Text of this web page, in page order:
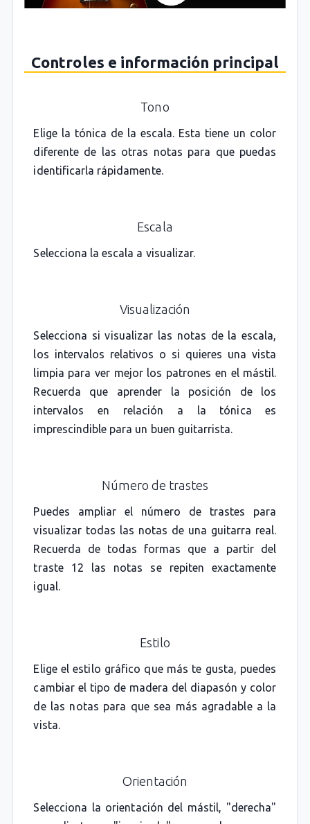
Controles e información principal
Tono
Elige la tónica de la escala. Esta tiene un color
diferente de las otras notas para que puedas
identificarla rápidamente.
Escala
Selecciona la escala a visualizar.
Visualización
Selecciona si visualizar las notas de la escala,
los intervalos relativos o si quieres una vista
limpia para ver mejor los patrones en el mástil.
Recuerda que aprender la posición de los
intervalos en relación a la tónica es
imprescindible para un buen guitarrista.
Número de trastes
Puedes ampliar el número de trastes para
visualizar todas las notas de una guitarra real.
Recuerda de todas formas que a partir del
traste 12 las notas se repiten exactamente
igual.
Estilo
Elige el estilo gráfico que más te gusta, puedes
cambiar el tipo de madera del diapasón y color
de las notas para que sea más agradable a la
vista.
Orientación
Selecciona la orientación del mástil, "derecha"